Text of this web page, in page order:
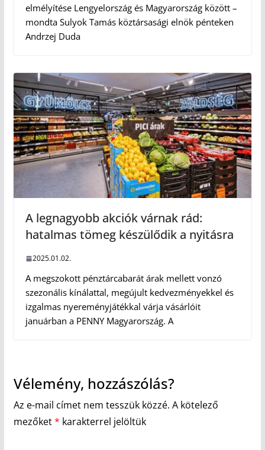
elmélyítése Lengyelország és Magyarország között –
mondta Sulyok Tamás köztársasági elnök pénteken
Andrzej Duda
A legnagyobb akciók várnak rád:
hatalmas tömeg készülődik a nyitásra
2025.01.02.
A megszokott pénztárcabarát árak mellett vonzó
szezonális kínálattal, megújult kedvezményekkel és
izgalmas nyereményjátékkal várja vásárlóit
januárban a PENNY Magyarország. A
Vélemény, hozzászólás?
Az e-mail címet nem tesszük közzé. A kötelező
mezőket* karakterrel jelöltük